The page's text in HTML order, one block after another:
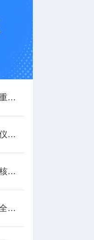
PVC片氧气透过率测试仪的重要性
铝箔复合膜压差法气体渗透仪——技术原理与核心优势
塑料桶氧气透过率测试仪的核心功能
塑料桶氧气透过率测试仪的全面介绍